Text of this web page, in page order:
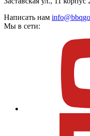
Написать нам
Мы в сети: